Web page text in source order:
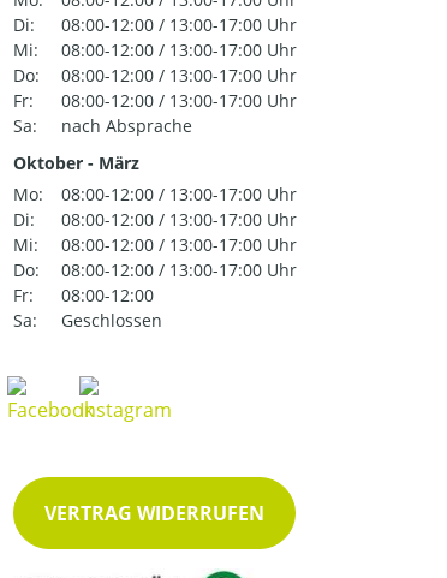
Di:
08:00-12:00 / 13:00-17:00 Uhr
Mi:
08:00-12:00 / 13:00-17:00 Uhr
Do:
08:00-12:00 / 13:00-17:00 Uhr
Fr:
08:00-12:00 / 13:00-17:00 Uhr
Sa:
nach Absprache
Oktober - März
Mo:
08:00-12:00 / 13:00-17:00 Uhr
Di:
08:00-12:00 / 13:00-17:00 Uhr
Mi:
08:00-12:00 / 13:00-17:00 Uhr
Do:
08:00-12:00 / 13:00-17:00 Uhr
Fr:
08:00-12:00
Sa:
Geschlossen
VERTRAG WIDERRUFEN